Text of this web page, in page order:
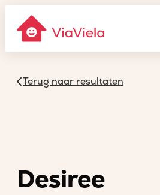
Terug naar resultaten
Desiree